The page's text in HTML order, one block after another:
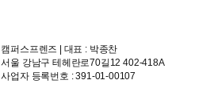
캠퍼스프렌즈 | 대표 : 박종찬
서울 강남구 테헤란로70길12 402-418A
사업자 등록번호 : 391-01-00107